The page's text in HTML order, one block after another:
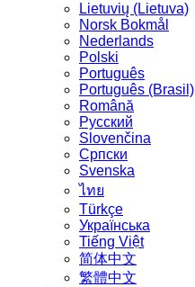
Lietuvių (Lietuva)
‪Norsk Bokmål‬
Nederlands
Polski
Português
Português (Brasil)
Română
Русский
Slovenčina
Српски
Svenska
ไทย
Türkçe
Українська
Tiếng Việt
简体中文
繁體中文